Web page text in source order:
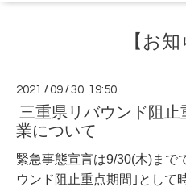
【お知
2021 /09 /30 19:50
三重県リバウンド阻
業について
緊急事態宣言は9/30(木)まで
ウンド阻止重点期間｣として